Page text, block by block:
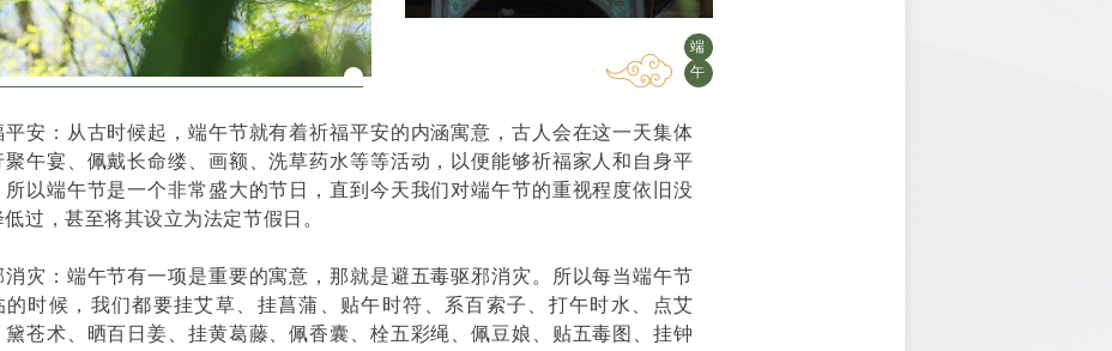
端
午
平安：从古时候起，端午节就有着祈福平安的内涵寓意，古人会在这一天集体
聚午宴、佩戴长命缕、画额、洗草药水等等活动，以便能够祈福家人和自身平
所以端午节是一个非常盛大的节日，直到今天我们对端午节的重视程度依旧没
低过，甚至将其设立为法定节假日。
消灾：端午节有一项是重要的寓意，那就是避五毒驱邪消灾。所以每当端午节
的时候，我们都要挂艾草、挂菖蒲、贴午时符、系百索子、打午时水、点艾
黛苍术、晒百日姜、挂黄葛藤、佩香囊、栓五彩绳、佩豆娘、贴五毒图、挂钟